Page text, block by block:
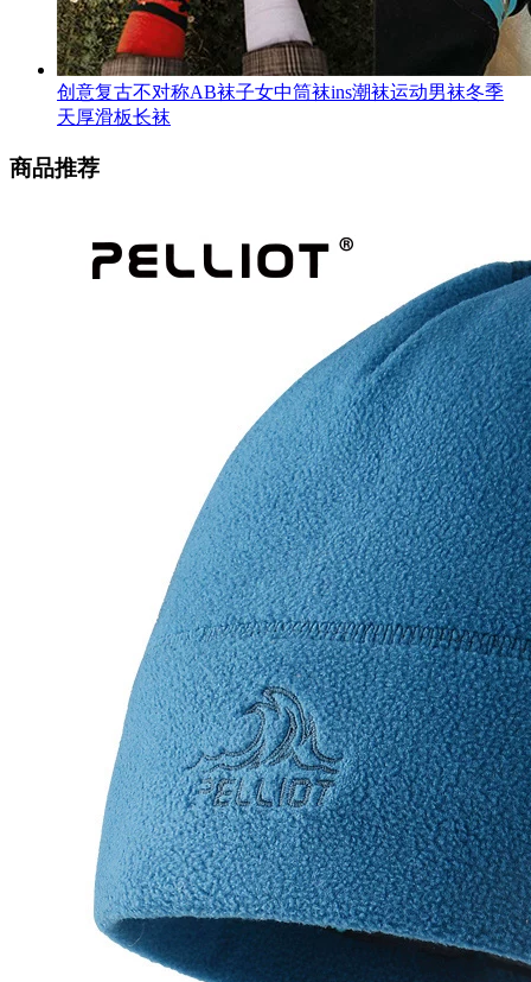
创意复古不对称AB袜子女中筒袜ins潮袜运动男袜冬季
天厚滑板长袜
商品推荐